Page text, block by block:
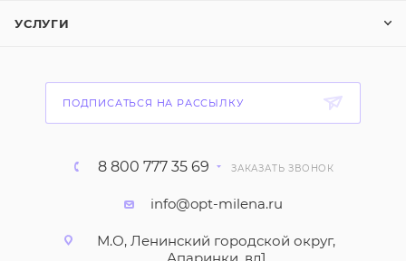
УСЛУГИ
ПОДПИСАТЬСЯ НА РАССЫЛКУ
8 800 777 35 69 ЗАКАЗАТЬ ЗВОНОК
info@opt-milena.ru
М.О, Ленинский городской округ,